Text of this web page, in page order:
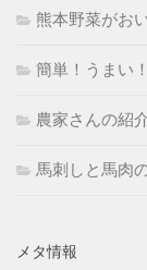
熊本野菜がお
簡単！うまい
農家さんの紹
馬刺しと馬肉
メタ情報